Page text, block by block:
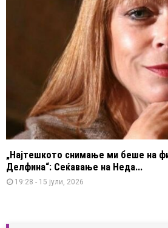
„Најтешкото снимање ми беше на
Делфина“: Сеќавање на Неда...
19:28 - 15 јули, 2026